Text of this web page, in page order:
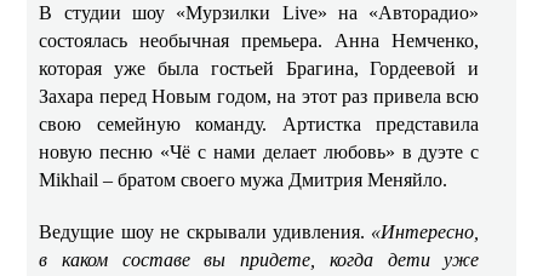
В студии шоу «Мурзилки Live» на «Авторадио»
состоялась необычная премьера. Анна Немченко,
которая уже была гостьей Брагина, Гордеевой и
Захара перед Новым годом, на этот раз привела всю
свою семейную команду. Артистка представила
новую песню «Чё с нами делает любовь» в дуэте с
Mikhail – братом своего мужа Дмитрия Меняйло.
Ведущие шоу не скрывали удивления. «Интересно,
в каком составе вы придете, когда дети уже